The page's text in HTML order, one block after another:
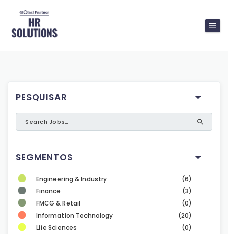
PESQUISAR
SEGMENTOS
Engineering & Industry
(6)
Finance
(3)
FMCG & Retail
(0)
Information Technology
(20)
Life Sciences
(0)